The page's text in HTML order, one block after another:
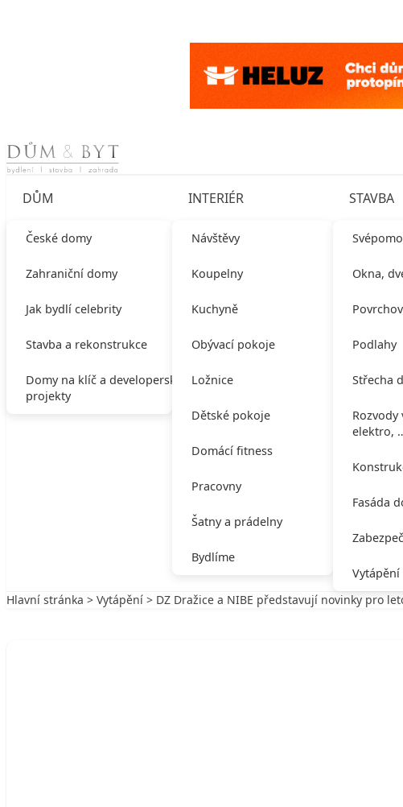
Skip to content
DŮM
České domy
Zahraniční domy
Jak bydlí celebrity
Stavba a rekonstrukce
Domy na klíč a developerské
projekty
INTERIÉR
Návštěvy
Koupelny
Kuchyně
Obývací pokoje
Ložnice
Dětské pokoje
Domácí fitness
Pracovny
Šatny a prádelny
Bydlíme
STAVBA
Okna,
Podlahy
Střecha
Rozvody
elektro,
Fasáda
Vytápění
Hlavní stránka > Vytápění > DZ Dražice a NIBE představují novinky pro